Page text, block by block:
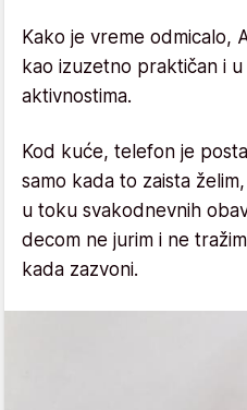
Kako je vreme odmicalo,
kao izuzetno praktičan i
aktivnostima.
Kod kuće, telefon je
samo kada to zaista
u toku svakodnevnih
decom ne jurim i ne
kada zazvoni.